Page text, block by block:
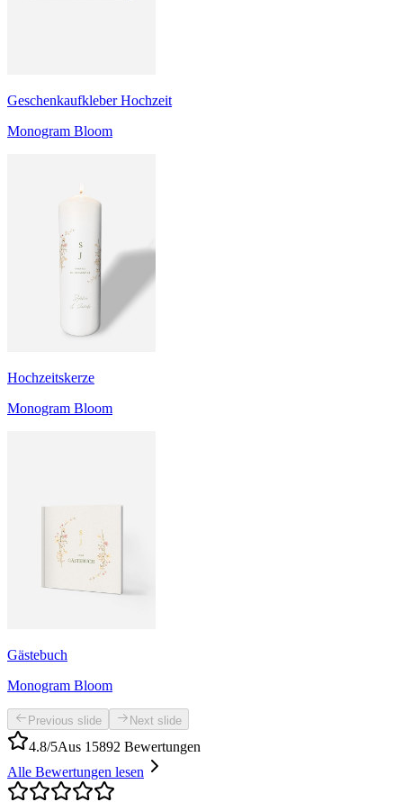
Geschenkaufkleber Hochzeit
Monogram Bloom
Hochzeitskerze
Monogram Bloom
Gästebuch
Monogram Bloom
Previous slide Next slide
4.8/5Aus 15892 Bewertungen
Alle Bewertungen lesen